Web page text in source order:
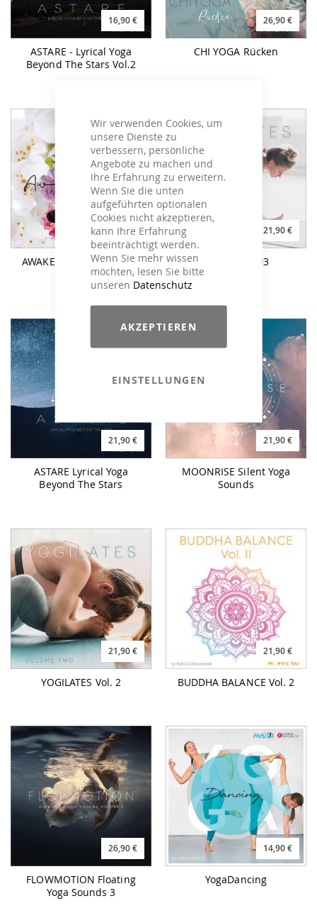
Wir verwenden Cookies, um
unsere Dienste zu
verbessern, persönliche
Angebote zu machen und
Ihre Erfahrung zu erweitern.
Wenn Sie die unten
aufgeführten optionalen
Cookies nicht akzeptieren,
kann Ihre Erfahrung
beeinträchtigt werden.
Wenn Sie mehr wissen
möchten, lesen Sie bitte
unseren Datenschutz
AKZEPTIEREN
EINSTELLUNGEN
16,90 €
ASTARE - Lyrical Yoga
Beyond The Stars Vol.2
26,90 €
CHI YOGA Rücken
21,90 €
AWAKENING Spring Yoga
Moods
21,90 €
YOGILATES #3
21,90 €
ASTARE Lyrical Yoga
Beyond The Stars
21,90 €
MOONRISE Silent Yoga
Sounds
21,90 €
YOGILATES Vol. 2
21,90 €
BUDDHA BALANCE Vol. 2
26,90 €
FLOWMOTION Floating
Yoga Sounds 3
14,90 €
YogaDancing